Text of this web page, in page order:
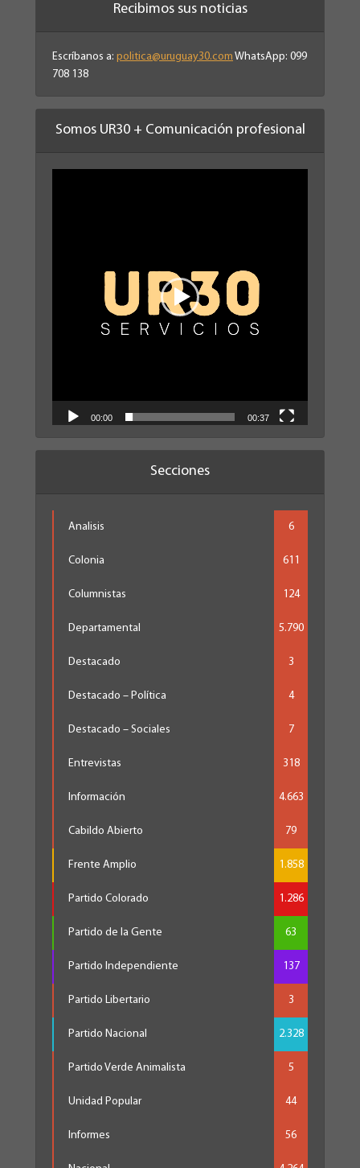
Recibimos sus noticias
Escríbanos a: politica@uruguay30.com WhatsApp: 099
708 138
Somos UR30 + Comunicación profesional
00:00 00:37
Secciones
Analisis 6
Colonia 611
Columnistas 124
Departamental 5.790
Destacado 3
Destacado – Política 4
Destacado – Sociales 7
Entrevistas 318
Información 4.663
Cabildo Abierto 79
Frente Amplio 1.858
Partido Colorado 1.286
Partido de la Gente 63
Partido Independiente 137
Partido Libertario 3
Partido Nacional 2.328
Partido Verde Animalista 5
Unidad Popular 44
Informes 56